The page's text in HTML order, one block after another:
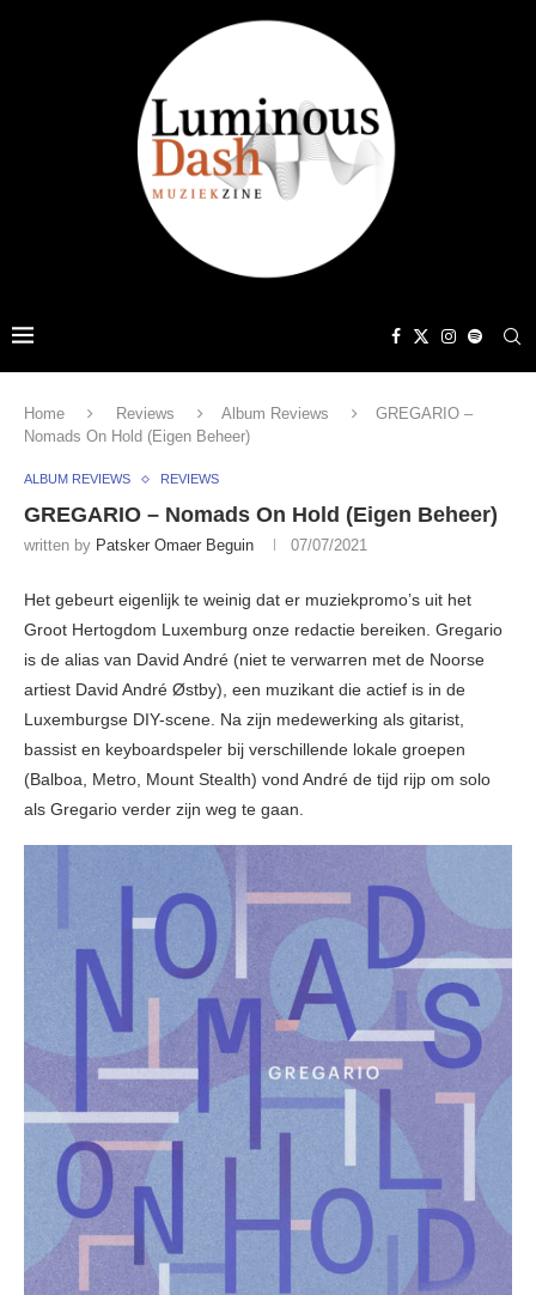
Home Reviews Album Reviews
GREGARIO –
Nomads On Hold (Eigen Beheer)
ALBUM REVIEWS REVIEWS
GREGARIO – Nomads On Hold (Eigen Beheer)
written by Patsker Omaer Beguin 07/07/2021
Het gebeurt eigenlijk te weinig dat er muziekpromo’s uit het
Groot Hertogdom Luxemburg onze redactie bereiken. Gregario
is de alias van David André (niet te verwarren met de Noorse
artiest David André Østby), een muzikant die actief is in de
Luxemburgse DIY-scene. Na zijn medewerking als gitarist,
bassist en keyboardspeler bij verschillende lokale groepen
(Balboa, Metro, Mount Stealth) vond André de tijd rijp om solo
als Gregario verder zijn weg te gaan.